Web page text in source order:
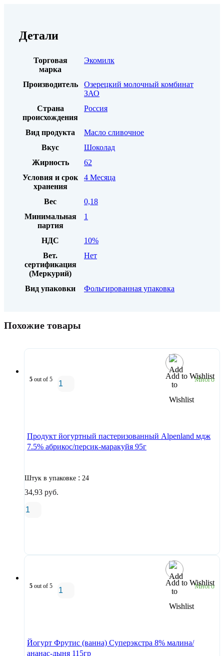
Детали
Торговая
марка
Экомилк
Производитель
Озерецкий молочный комбинат
ЗАО
Страна
происхождения
Россия
Вид продукта
Масло сливочное
Вкус
Шоколад
Жирность
62
Условия и срок
хранения
4 Месяца
Вес
0,18
Минимальная
партия
1
НДС
10%
Вет.
сертификация
(Меркурий)
Нет
Вид упаковки Фольгированная упаковка
Похожие товары
Add to Wishlist
5 out of 5 Много
Продукт йогуртный пастеризованный Alpenland мдж
7.5% абрикос/персик-маракуйя 95г
Штук в упаковке : 24
34,93 руб.
Add to Wishlist
5 out of 5 Много
Йогурт Фрутис (ванна) Суперэкстра 8% малина/
ананас-дыня 115гр